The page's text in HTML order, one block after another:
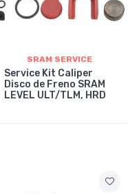
SRAM SERVICE
Service Kit Caliper
Disco de Freno SRAM
LEVEL ULT/TLM, HRD